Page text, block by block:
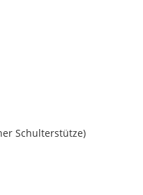
Schulterstütze)